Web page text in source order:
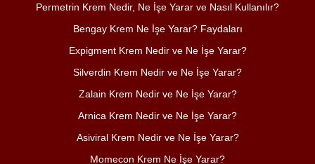
Permetrin Krem Nedir, Ne İşe Yarar ve Nasıl Kullanılır?
Bengay Krem Ne İşe Yarar? Faydaları
Expigment Krem Nedir ve Ne İşe Yarar?
Silverdin Krem Nedir ve Ne İşe Yarar?
Zalain Krem Nedir ve Ne İşe Yarar?
Arnica Krem Nedir ve Ne İşe Yarar?
Asiviral Krem Nedir ve Ne İşe Yarar?
Momecon Krem Ne İşe Yarar?